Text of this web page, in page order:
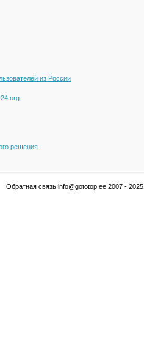
из России
решения
Обратная связь info@gototop.ee 2007 - 2025